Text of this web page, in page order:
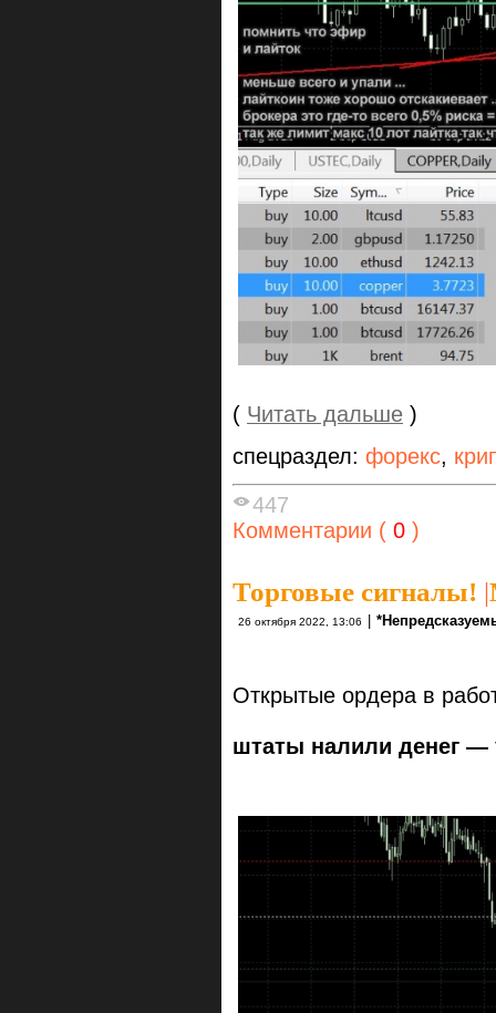
( Читать дальше )
спецраздел: форекс,
447
Комментарии ( 0 )
Торговые сигналы! |
26 октября 2022, 13:06
Открытые ордера в
штаты налили денег